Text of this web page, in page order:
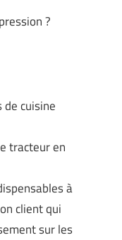
?
cuisine
tracteur en
à
client qui
sur les